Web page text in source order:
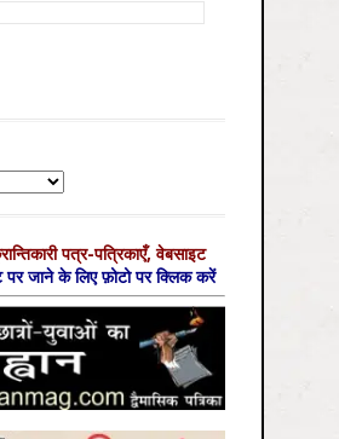
पत्र-पत्रिकाएँ, वेबसाइट
पर जाने के लिए फ़ोटो पर क्लिक करें